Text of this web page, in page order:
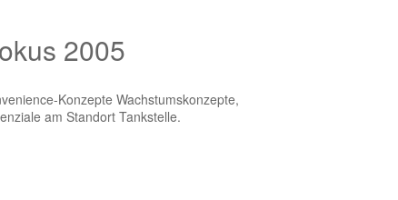
2005
Konzepte Wachstumskonzepte,
am Standort Tankstelle.